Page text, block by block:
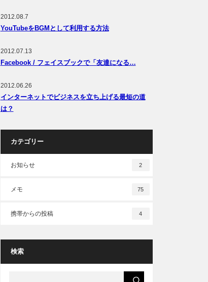
2012.08.7
YouTubeをBGMとして利用する方法
2012.07.13
Facebook / フェイスブックで「友達になる…
2012.06.26
インターネットでビジネスを立ち上げる最短の道
は？
カテゴリー
お知らせ 2
メモ 75
携帯からの投稿 4
検索